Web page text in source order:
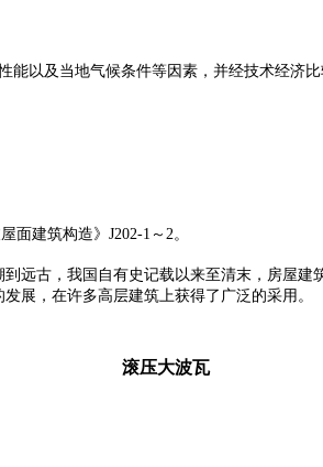
以及当地气候条件等因素，并经技术经济比
面建筑构造》J202-1～2。
远古，我国自有史记载以来至清末，房屋
展，在许多高层建筑上获得了广泛的采用。
滚压大波瓦